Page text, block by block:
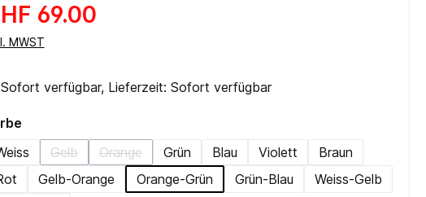
69.00
MWST
Sofort verfügbar, Lieferzeit: Sofort verfügbar
auswählen
Gelb
(Diese Option ist zurzeit nicht verfügbar.)
Orange
(Diese Option ist zurzeit nicht verfügbar.)
Grün Blau Violett
Braun
Gelb-Orange Orange-Grün Grün-Blau
Weiss-Gelb